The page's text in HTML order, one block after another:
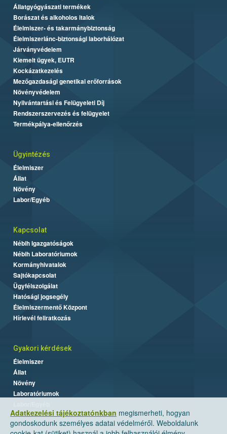
Adatkezelési tájékoztatónkban megismerheti, hogyan
gondoskodunk személyes adatai védelméről. Weboldalunk
Állatgyógyászati termékek
Borászat és alkoholos italok
Élelmiszer- és takarmánybiztonság
Élelmiszerlánc-biztonsági laborhálózat
Járványvédelem
Kiemelt ügyek, EUTR
Kockázatkezelés
Mezőgazdasági genetikai erőforrások
Növényvédelem
Nyilvántartási és Felügyeleti Díj
Rendszerszervezés és felügyelet
Termékpálya-ellenőrzés
Ügyintézés
Élelmiszer
Állat
Növény
Labor/Egyéb
Kapcsolat
Nébih Igazgatóságok
Nébih Laboratóriumok
Kormányhivatalok
Sajtókapcsolat
Ügyfélszolgálat
Hatósági jogsegély
Élelmiszermentő Központ
Hírlevél feliratkozás
Gyakori kérdések
Élelmiszer
Állat
Növény
Laboratóriumok